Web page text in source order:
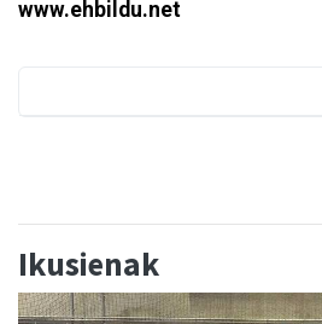
www.ehbildu.net
Ikusienak